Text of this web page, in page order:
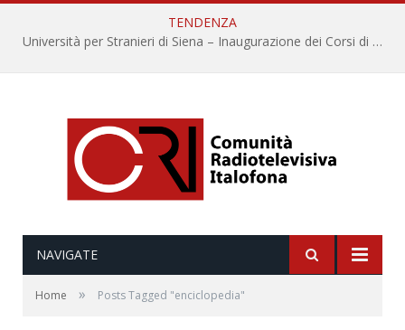
TENDENZA
Università per Stranieri di Siena – Inaugurazione dei Corsi di Lingua e Cultura Italiana, 109a annata
NAVIGATE
Home » Posts Tagged "enciclopedia"